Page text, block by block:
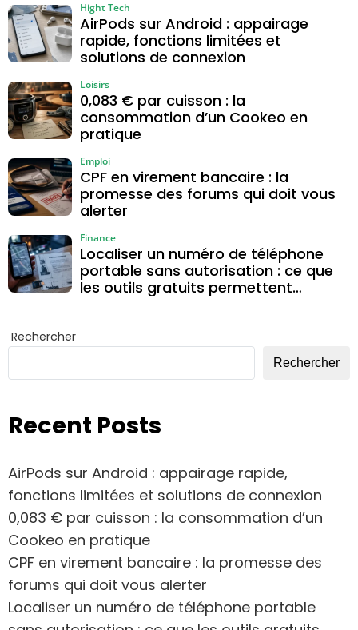
AirPods sur Android : appairage
rapide, fonctions limitées et
solutions de connexion
Hight Tech
0,083 € par cuisson : la
consommation d’un Cookeo en
pratique
Loisirs
CPF en virement bancaire : la
promesse des forums qui doit vous
alerter
Emploi
Localiser un numéro de téléphone
portable sans autorisation : ce que
les outils gratuits permettent
Finance
Rechercher
Rechercher
Recent Posts
AirPods sur Android : appairage rapide,
fonctions limitées et solutions de connexion
0,083 € par cuisson : la consommation d’un
Cookeo en pratique
CPF en virement bancaire : la promesse des
forums qui doit vous alerter
Localiser un numéro de téléphone portable